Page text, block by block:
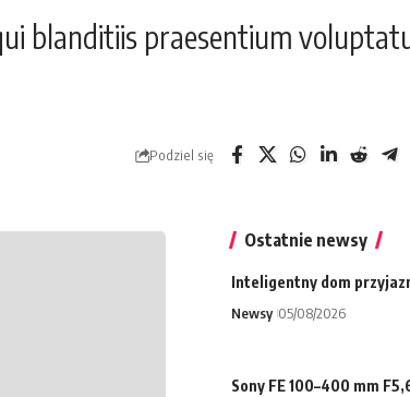
blanditiis praesentium
Podziel się
Ostatnie newsy
Inteligentny dom
Newsy 05/08/2026
Sony FE 100–400 mm